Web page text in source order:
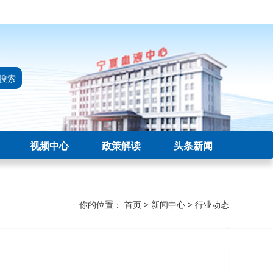
索
视频中心 政策解读 头条新闻
你的位置： 首页 > 新闻中心 > 行业动态